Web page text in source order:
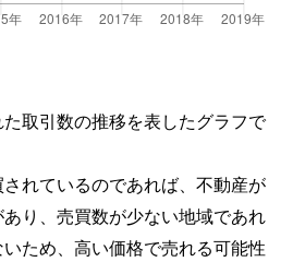
取引数の推移を表したグラフで
れているのであれば、不動産が
り、売買数が少ない地域であれ
ため、高い価格で売れる可能性